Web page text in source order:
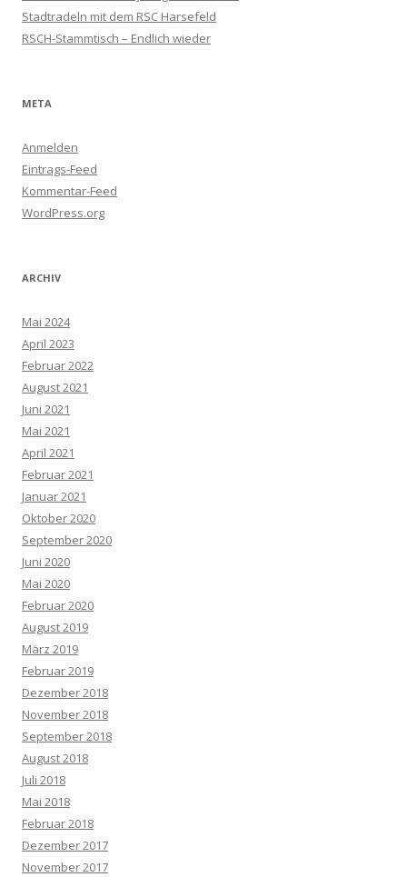
Stadtradeln mit dem RSC Harsefeld
RSCH-Stammtisch – Endlich wieder
META
Anmelden
Eintrags-Feed
Kommentar-Feed
WordPress.org
ARCHIV
Mai 2024
April 2023
Februar 2022
August 2021
Juni 2021
Mai 2021
April 2021
Februar 2021
Januar 2021
Oktober 2020
September 2020
Juni 2020
Mai 2020
Februar 2020
August 2019
März 2019
Februar 2019
Dezember 2018
November 2018
September 2018
August 2018
Juli 2018
Mai 2018
Februar 2018
Dezember 2017
November 2017